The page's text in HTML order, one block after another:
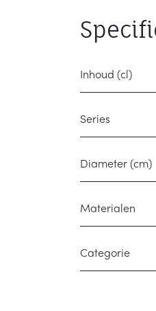
Inhoud (cl)
Series
Diameter (cm)
Materialen
Categorie